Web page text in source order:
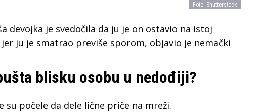
Foto: Shutterstock
devojka je svedočila da ju je on ostavio na istoj
ju je smatrao previše sporom, objavio je nemački
blisku osobu u nedođiji?
su počele da dele lične priče na mreži.